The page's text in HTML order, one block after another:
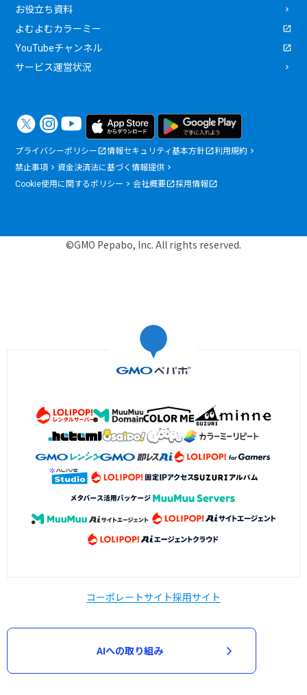
お役立ち資料
よむよむカラーミー
YouTubeチャンネル
サービス運営状況
プライバシーポリシー 情報セキュリティ基本方針
利用規約
禁止事項
資金決済法に基づく情報提供
Cookie使用に関するポリシー
会社概要 採用情報
©GMO Pepabo, Inc. All rights reserved.
コーポレートサイト採用サイト
AIへの取り組み